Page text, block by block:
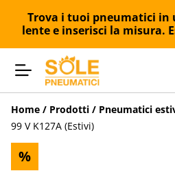
Trova i tuoi pneumatici in
lente e inserisci la misura.
Home / Prodotti / Pneumatici
99 V K127A (Estivi)
%